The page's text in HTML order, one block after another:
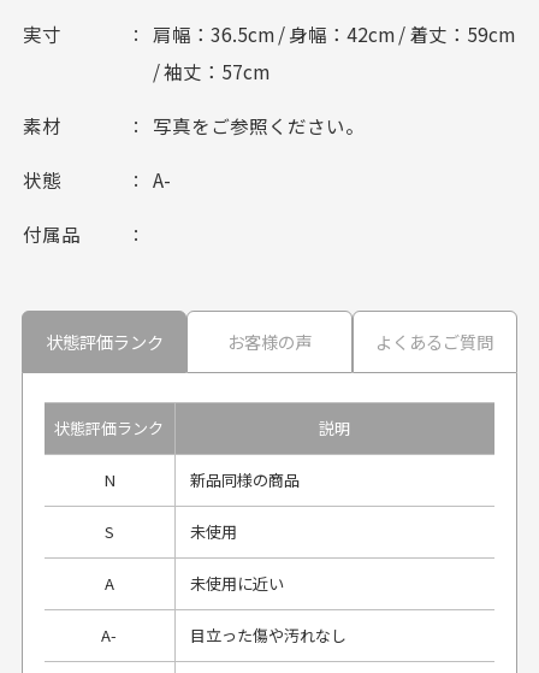
実寸
肩幅：36.5cm / 身幅：42cm / 着丈：59cm
/ 袖丈：57cm
素材 写真をご参照ください。
状態 A-
付属品
状態評価ランク お客様の声 よくあるご質問
状態評価ランク 説明
N 新品同様の商品
S 未使用
A 未使用に近い
A- 目立った傷や汚れなし